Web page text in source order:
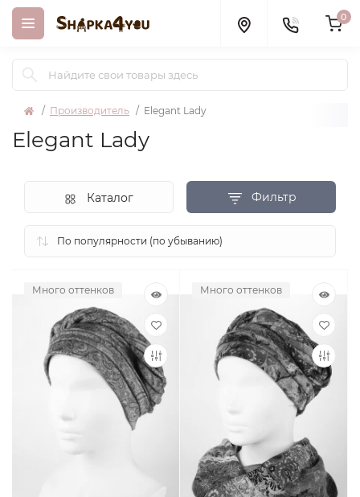
0
Производитель Elegant Lady
Elegant Lady
Фильтр
Каталог
Много оттенков Много оттенков